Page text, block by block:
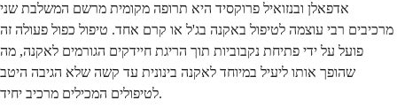
אדפאלן ובנזואיל פרוקסיד היא תרופה מקומית מרשם המשלבת שני
מרכיבים רבי עוצמה לטיפול באקנה בג'ל או קרם אחד. טיפול כפול פעולה זה
פועל על ידי פתיחת נקבוביות תוך הריגת חיידקים הגורמים לאקנה, מה
שהופך אותו ליעיל במיוחד לאקנה בינונית עד קשה שלא הגיבה היטב
לטיפולים המכילים מרכיב יחיד.